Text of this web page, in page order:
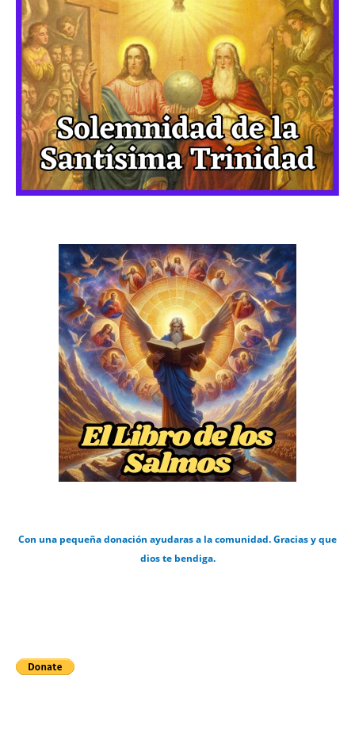
Con una pequeña donación ayudaras a la comunidad. Gracias y que
dios te bendiga.